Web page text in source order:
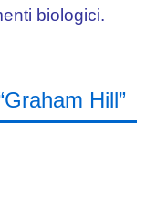
biologici.
Hill”